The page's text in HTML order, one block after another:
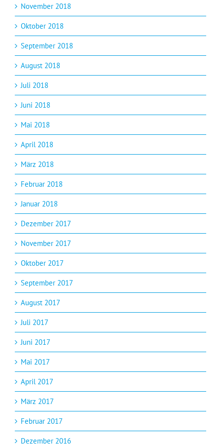
November 2018
Oktober 2018
September 2018
August 2018
Juli 2018
Juni 2018
Mai 2018
April 2018
März 2018
Februar 2018
Januar 2018
Dezember 2017
November 2017
Oktober 2017
September 2017
August 2017
Juli 2017
Juni 2017
Mai 2017
April 2017
März 2017
Februar 2017
Dezember 2016